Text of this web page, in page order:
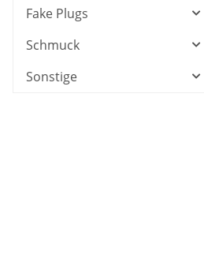
Fake Plugs
Schmuck
Sonstige